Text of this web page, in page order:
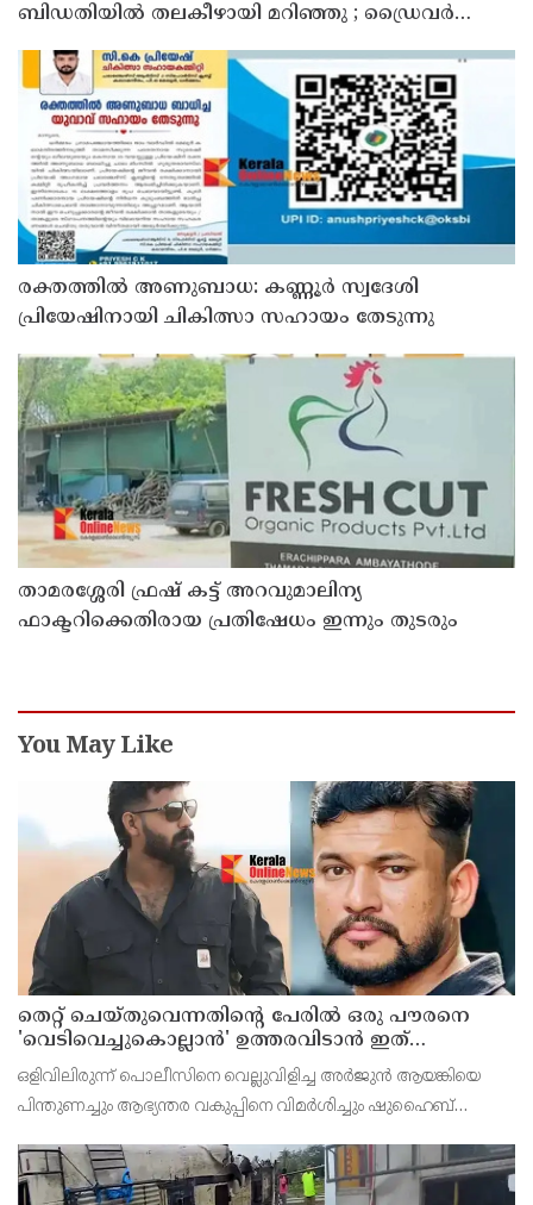
ബിഡതിയിൽ തലകീഴായി മറിഞ്ഞു ; ഡ്രെെവർക്കും
പരിക്ക്
രക്തത്തിൽ അണുബാധ: കണ്ണൂർ സ്വദേശി
പ്രിയേഷിനായി ചികിത്സാ സഹായം തേടുന്നു
താമരശ്ശേരി ഫ്രഷ് കട്ട് അറവുമാലിന്യ
ഫാക്ടറിക്കെതിരായ പ്രതിഷേധം ഇന്നും തുടരും
You May Like
തെറ്റ് ചെയ്തുവെന്നതിന്റെ പേരില്‍ ഒരു പൗരനെ
'വെടിവെച്ചുകൊല്ലാന്‍' ഉത്തരവിടാന്‍ ഇത്
സംഘപരിവാറിൻ്റെ ബുള്‍ഡോസര്‍ ഭരണമുള്ള
യുപിയോ ബിഹാറോ അല്ല ; അര്‍ജുന്‍ ആയങ്കിയെ
പിന്തുണച്ച് ആകാശ് തില്ലങ്കേരി
ഒളിവിലിരുന്ന് പൊലീസിനെ വെല്ലുവിളിച്ച അര്‍ജുന്‍ ആയങ്കിയെ
പിന്തുണച്ചും ആഭ്യന്തര വകുപ്പിനെ വിമര്‍ശിച്ചും ഷുഹൈബ്
പൊലീസിനെ പരസ്യമായി അവഹേളിക്കുകയും വെല്ല